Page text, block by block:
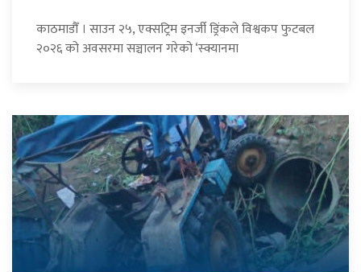
काठमाडौँ । साउन २५, एक्सट्रिम इनर्जी ड्रिंकले विश्वकप फुटबल
२०२६ को अवसरमा सञ्चालन गरेको ‘स्क्यानमा